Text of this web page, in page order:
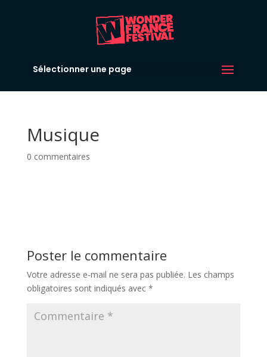
Sélectionner une page
Musique
0 commentaires
Poster le commentaire
Votre adresse e-mail ne sera pas publiée. Les champs
obligatoires sont indiqués avec *